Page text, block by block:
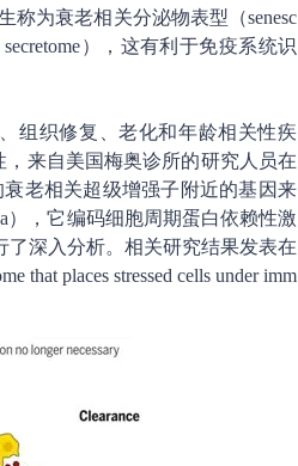
为衰老相关分泌物表型（senesc
secretome），这有利于免疫系统识
组织修复、老化和年龄相关性疾
来自美国梅奥诊所的研究人员在
老相关超级增强子附近的基因来
），它编码细胞周期蛋白依赖性激
深入分析。相关研究结果发表在
that places stressed cells under imm